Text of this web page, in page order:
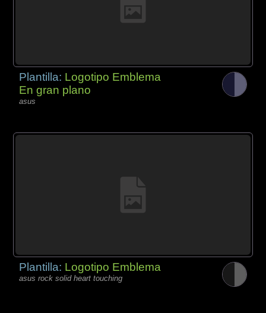
Plantilla: Logotipo Emblema
En gran plano
asus
Plantilla: Logotipo Emblema
asus rock solid heart touching